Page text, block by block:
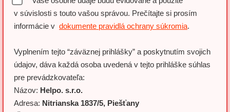
v súvislosti s touto vašou správou. Prečítajte si prosím
informácie v dokumente pravidlá ochrany súkromia.
Vyplnením tejto “záväznej prihlášky” a poskytnutím svojich
údajov, dáva každá osoba uvedená v tejto prihláške súhlas
pre prevádzkovateľa:
Názov: Helpo. s.r.o.
Adresa: Nitrianska 1837/5, Piešťany